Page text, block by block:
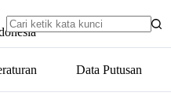
Data Putusan